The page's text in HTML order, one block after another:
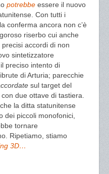
potrebbe essere il nuovo
Con tutti i
conferma ancora non c’è
riserbo cui anche
accordi di non
sintetizzatore
preciso intento di
di Arturia; parecchie
sul target del
due ottave di tastiera.
la ditta statunitense
dei piccoli monofonici,
tornare
Ripetiamo, stiamo
3D…